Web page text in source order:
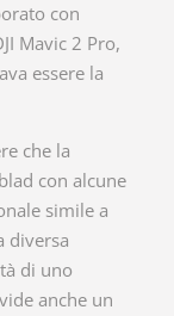
con
Mavic 2 Pro,
essere la
che la
con alcune
simile a
diversa
di uno
anche un